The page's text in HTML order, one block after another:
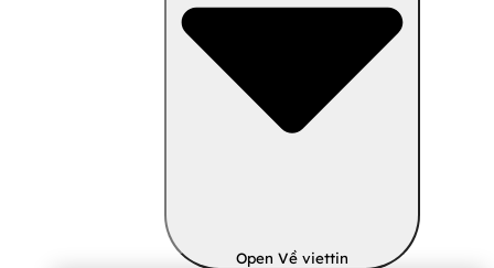
Open Về viettin